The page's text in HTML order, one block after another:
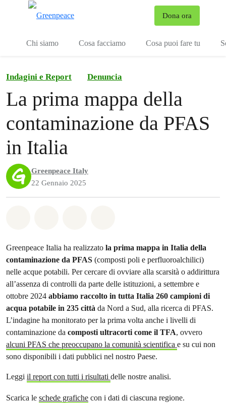
Dona ora
Chi siamo Cosa facciamo Cosa puoi fare tu
Indagini e Report Denuncia
La prima mappa della
contaminazione da PFAS
in Italia
Greenpeace Italy
22 Gennaio 2025
Greenpeace Italia ha realizzato la prima mappa in Italia della
contaminazione da PFAS (composti poli e perfluoroalchilici)
nelle acque potabili. Per cercare di ovviare alla scarsità o addirittura
all’assenza di controlli da parte delle istituzioni, a settembre e
ottobre 2024 abbiamo raccolto in tutta Italia 260 campioni di
acqua potabile in 235 città da Nord a Sud, alla ricerca di PFAS.
L’indagine ha monitorato per la prima volta anche i livelli di
contaminazione da composti ultracorti come il TFA, ovvero
alcuni PFAS che preoccupano la comunità scientifica e su cui non
sono disponibili i dati pubblici nel nostro Paese.
Leggi il report con tutti i risultati delle nostre analisi.
Scarica le schede grafiche con i dati di ciascuna regione.